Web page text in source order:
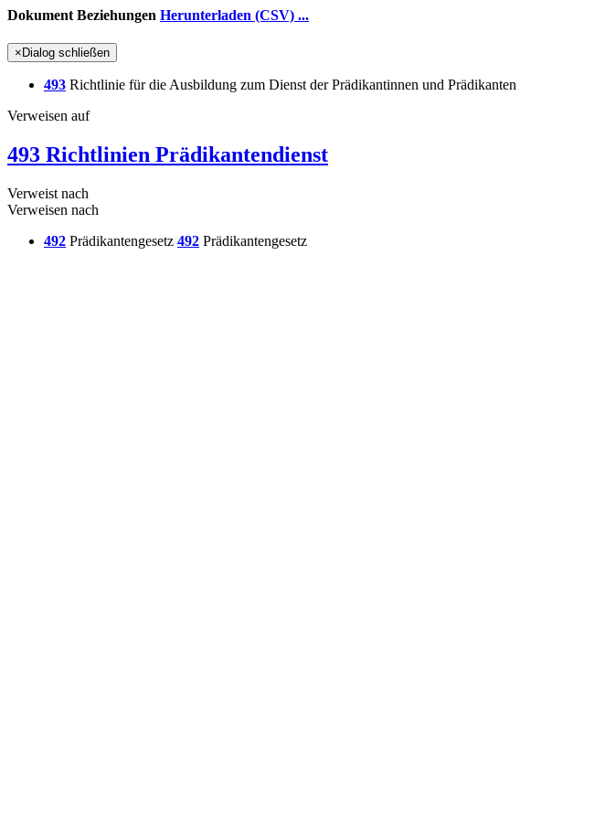
Dokument Beziehungen Herunterladen (CSV) ...
× Dialog schließen
493 Richtlinie für die Ausbildung zum Dienst der Prädikantinnen und Prädikanten
Verweisen auf
493 Richtlinien Prädikantendienst
Verweist nach
Verweisen nach
492 Prädikantengesetz 492 Prädikantengesetz